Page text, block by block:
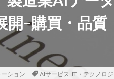
開–購買・品
ション AIサービス, IT・テクノロ